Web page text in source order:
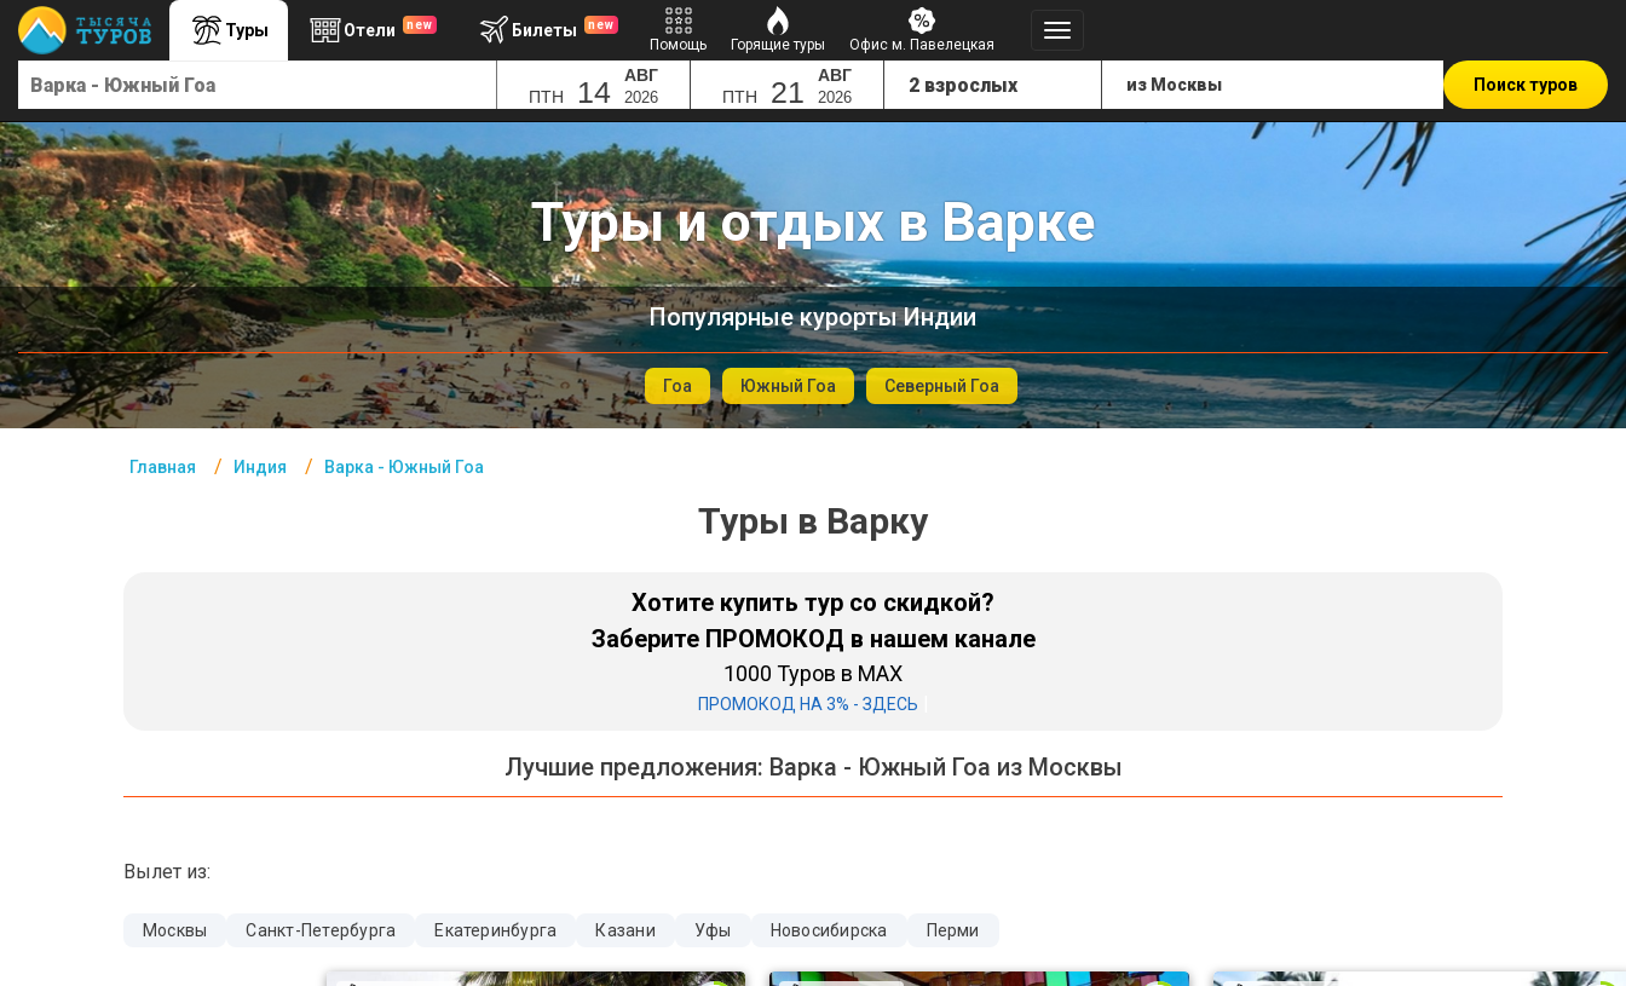
Туры Отели new Билеты new
Помощь Горящие туры Офис м. Павелецкая
ПТН 14 АВГ
2026 ПТН 21 АВГ
2026
Поиск туров
Туры и отдых в Варке
Популярные курорты Индии
Гоа Южный Гоа Северный Гоа
Главная Индия Варка - Южный Гоа
Туры в Варку
Хотите купить тур со скидкой?
Заберите ПРОМОКОД в нашем канале
1000 Туров в MAX
ПРОМОКОД НА 3% - ЗДЕСЬ
Лучшие предложения: Варка - Южный Гоа из Москвы
Вылет из:
Москвы Санкт-Петербурга Екатеринбурга Казани Уфы Новосибирска Перми
Главная
Офис г. Москва
Помощь
Подборки отелей
Турция
Таиланд
ОАЭ
Большой Сочи